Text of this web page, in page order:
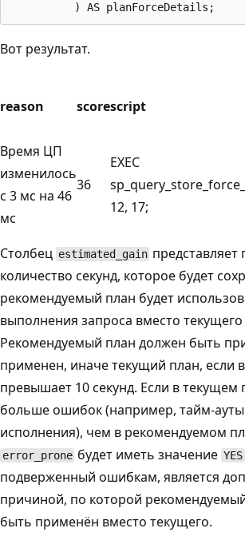
Вот результат.
reason scorescript
Время ЦП
изменилось
с 3 мс на 46
мс
36
EXEC
12, 17;
Столбец estimated_gain
количество секунд, которое будет
рекомендуемый план будет
выполнения запроса вместо
Рекомендуемый план должен быть
применен, иначе текущий план, если
превышает 10 секунд. Если в текущем
больше ошибок (например, тайм-
исполнения), чем в рекомендуемом
error_prone будет иметь значениеYES
подверженный ошибкам, является
причиной, по которой
быть применён вместо текущего.